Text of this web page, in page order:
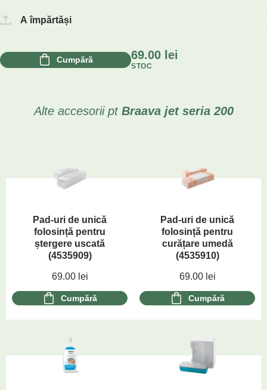
A împărtăși
Cumpără 69.00 lei
STOC
Alte accesorii ptBraava jet seria 200
Pad-uri de unică
folosință pentru
ștergere uscată
(4535909)
69.00 lei
Cumpără
Pad-uri de unică
folosință pentru
curățare umedă
(4535910)
69.00 lei
Cumpără